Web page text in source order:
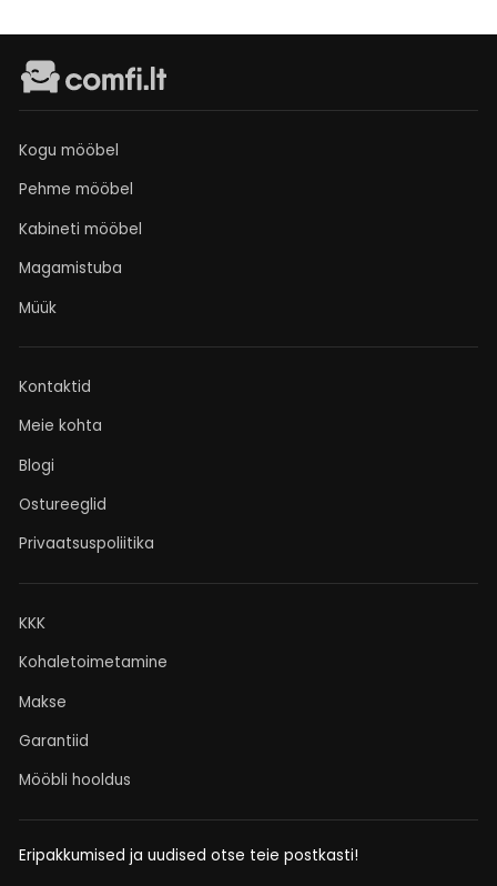
Kogu mööbel
Pehme mööbel
Kabineti mööbel
Magamistuba
Müük
Kontaktid
Meie kohta
Blogi
Ostureeglid
Privaatsuspoliitika
KKK
Kohaletoimetamine
Makse
Garantiid
Mööbli hooldus
Eripakkumised ja uudised otse teie postkasti!